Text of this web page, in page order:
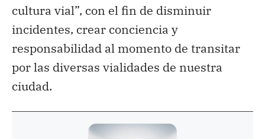
cultura vial”, con el fin de disminuir
incidentes, crear conciencia y
responsabilidad al momento de transitar
por las diversas vialidades de nuestra
ciudad.